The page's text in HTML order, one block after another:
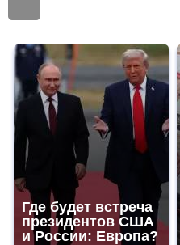
Где будет встреча
президентов США
и России: Европа?